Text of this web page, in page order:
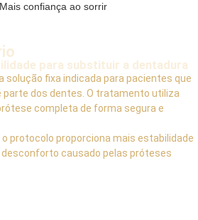
Mais confiança ao sorrir
para substituir a dentadura
solução fixa indicada para pacientes que
parte dos dentes. O tratamento utiliza
completa de forma segura e
protocolo proporciona mais estabilidade
causado pelas próteses